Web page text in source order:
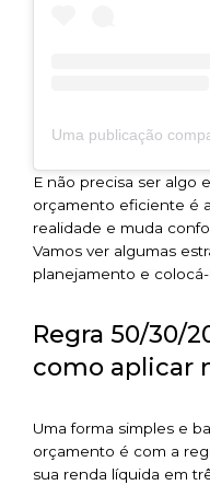
E não precisa ser algo
orçamento eficiente é
realidade e muda
Vamos ver algumas
planejamento e
Regra 50/30/
como aplicar
Uma forma simples e
orçamento é com a
sua renda líquida em